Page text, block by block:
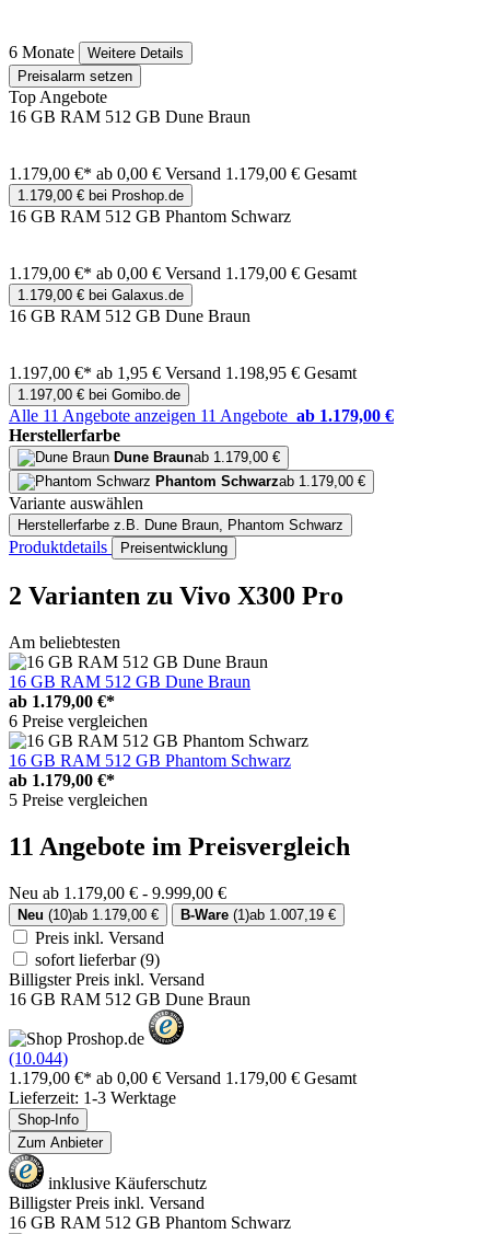
6 Monate
Weitere Details
Preisalarm setzen
Top Angebote
16 GB RAM 512 GB Dune Braun
1.179,00 €* ab 0,00 € Versand 1.179,00 € Gesamt
1.179,00 € bei Proshop.de
16 GB RAM 512 GB Phantom Schwarz
1.179,00 €* ab 0,00 € Versand 1.179,00 € Gesamt
1.179,00 € bei Galaxus.de
16 GB RAM 512 GB Dune Braun
1.197,00 €* ab 1,95 € Versand 1.198,95 € Gesamt
1.197,00 € bei Gomibo.de
Alle 11 Angebote anzeigen 11 Angebote ab 1.179,00 €
Herstellerfarbe
Dune Braunab 1.179,00 €
Phantom Schwarzab 1.179,00 €
Variante auswählen
Herstellerfarbe z.B. Dune Braun, Phantom Schwarz
Produktdetails Preisentwicklung
2 Varianten zu Vivo X300 Pro
Am beliebtesten
16 GB RAM 512 GB Dune Braun
ab 1.179,00 €*
6 Preise vergleichen
16 GB RAM 512 GB Phantom Schwarz
ab 1.179,00 €*
5 Preise vergleichen
11 Angebote im Preisvergleich
Neu ab 1.179,00 € - 9.999,00 €
Neu (10)ab 1.179,00 € B-Ware (1)ab 1.007,19 €
Preis inkl. Versand
sofort lieferbar(9)
Billigster Preis inkl. Versand
16 GB RAM 512 GB Dune Braun
(10.044)
1.179,00 €* ab 0,00 € Versand 1.179,00 € Gesamt
Lieferzeit: 1-3 Werktage
Shop-Info
Zum Anbieter
inklusive Käuferschutz
Billigster Preis inkl. Versand
16 GB RAM 512 GB Phantom Schwarz